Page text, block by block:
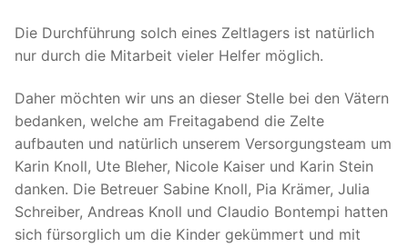
Die Durchführung solch eines Zeltlagers ist natürlich
nur durch die Mitarbeit vieler Helfer möglich.
Daher möchten wir uns an dieser Stelle bei den Vätern
bedanken, welche am Freitagabend die Zelte
aufbauten und natürlich unserem Versorgungsteam um
Karin Knoll, Ute Bleher, Nicole Kaiser und Karin Stein
danken. Die Betreuer Sabine Knoll, Pia Krämer, Julia
Schreiber, Andreas Knoll und Claudio Bontempi hatten
sich fürsorglich um die Kinder gekümmert und mit